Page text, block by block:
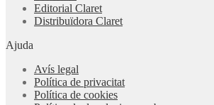
Editorial Claret
Distribuïdora Claret
Ajuda
Avís legal
Política de privacitat
Política de cookies